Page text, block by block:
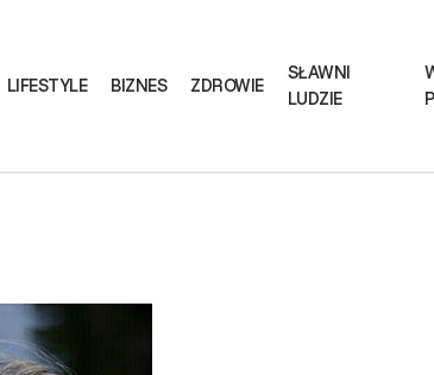
LIFESTYLE BIZNES ZDROWIE
SŁAWNI
LUDZIE